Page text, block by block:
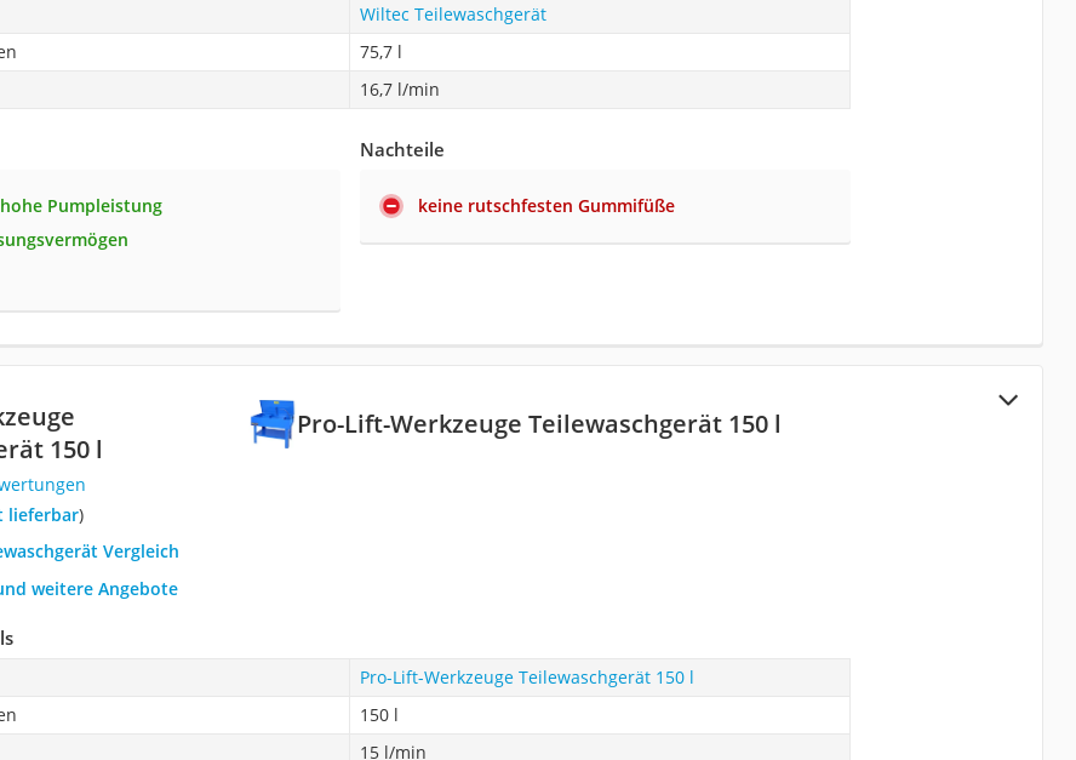
Wiltec Teilewaschgerät
75,7 l
16,7 l/min
Pumpleistung
Nachteile
keine rutschfesten Gummifüße
Pro-Lift-Werkzeuge Teilewaschgerät 150 l
150 l
lieferbar)
Vergleich
weitere Angebote
Pro-Lift-Werkzeuge Teilewaschgerät 150 l
150 l
15 l/min